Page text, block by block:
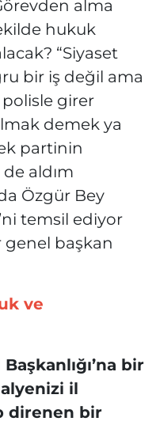
alma
hukuk
“Siyaset
bir iş değil ama
polisle girer
demek ya
partinin
aldım
Özgür Bey
temsil ediyor
genel başkan
ve
bir
il
direnen bir